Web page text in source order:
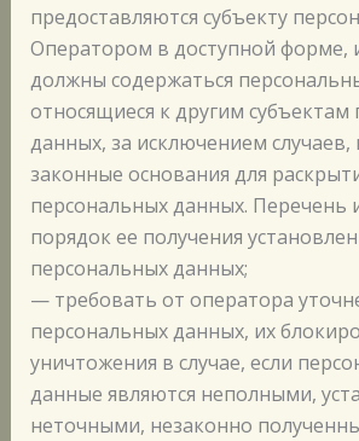
предоставляются субъекту
Оператором в доступной форме,
должны содержаться
относящиеся к другим субъектам
данных, за исключением случаев,
законные основания для
персональных данных.
порядок ее получения
персональных данных;
— требовать от оператора
персональных данных, их
уничтожения в случае, если
данные являются неполными,
неточными, незаконно